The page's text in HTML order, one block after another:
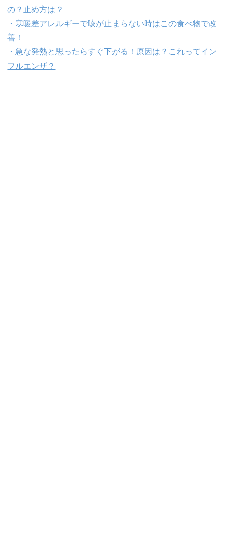
の？止め方は？
・寒暖差アレルギーで咳が止まらない時はこの食べ物で改
善！
・急な発熱と思ったらすぐ下がる！原因は？これってイン
フルエンザ？